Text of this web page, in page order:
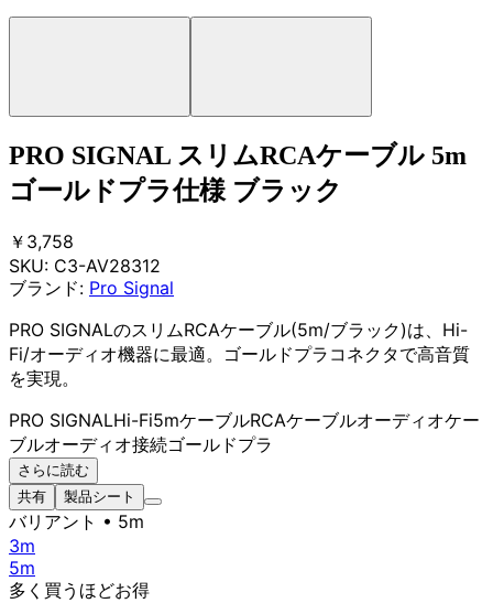
PRO SIGNAL スリムRCAケーブル 5m
ゴールドプラ仕様 ブラック
￥3,758
SKU: C3-AV28312
ブランド: Pro Signal
PRO SIGNALのスリムRCAケーブル(5m/ブラック)は、Hi-
Fi/オーディオ機器に最適。ゴールドプラコネクタで高音質
を実現。
PRO SIGNALHi-Fi5mケーブルRCAケーブルオーディオケー
ブルオーディオ接続ゴールドプラ
さらに読む
共有
製品シート
バリアント • 5m
3m
5m
多く買うほどお得